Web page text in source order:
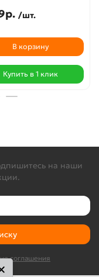
/шт.
В корзину
Купить в 1 клик
на наши
соглашения